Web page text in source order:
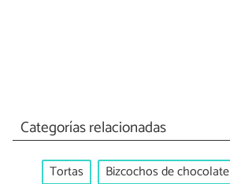
Categorías relacionadas
Tortas Bizcochos de chocolate